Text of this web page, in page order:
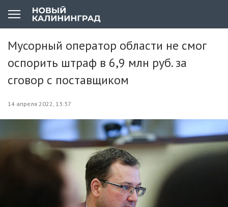
Мусорный оператор области не смог
оспорить штраф в 6,9 млн руб. за
сговор с поставщиком
14 апреля 2022, 13:37